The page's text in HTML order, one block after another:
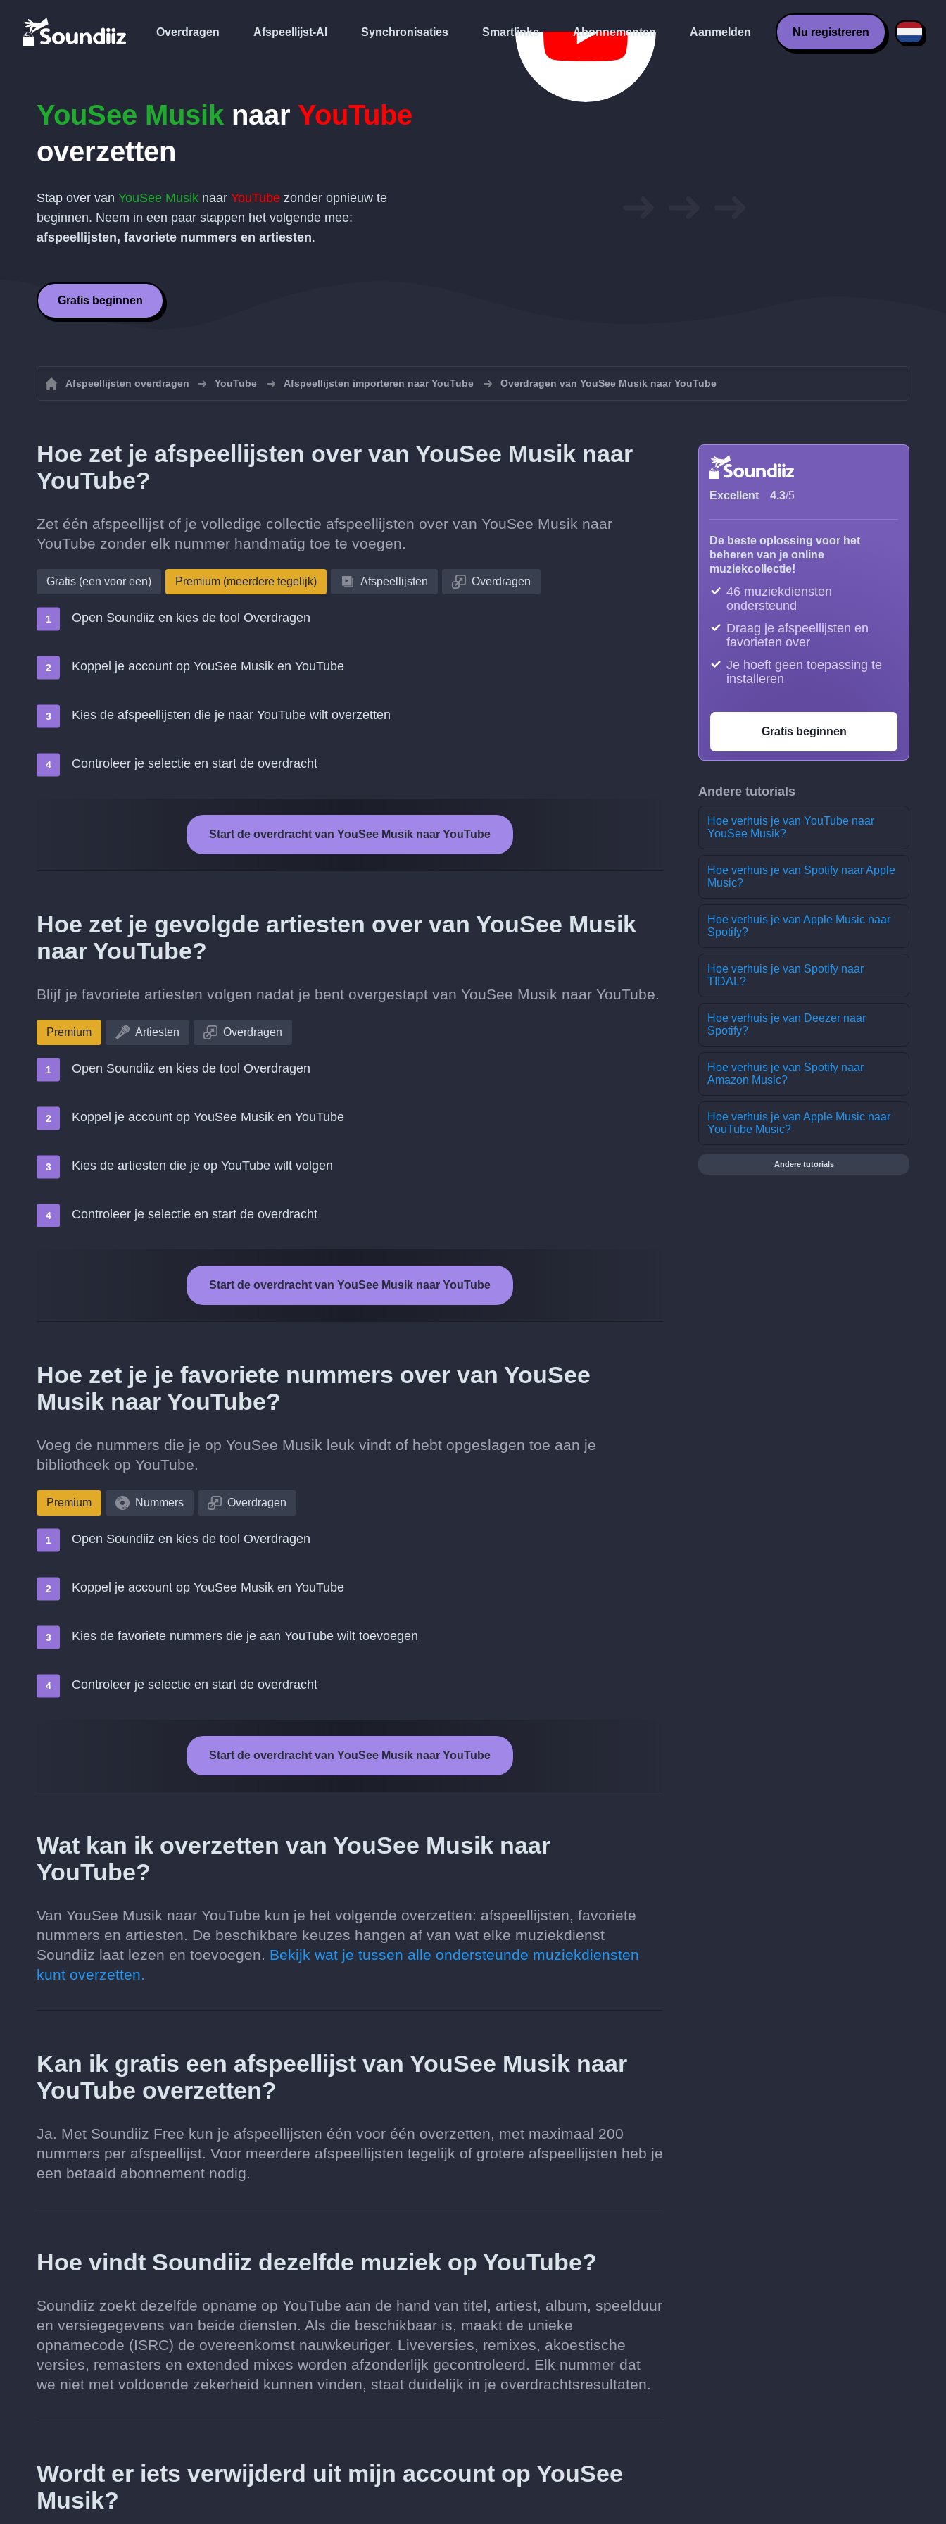
Overdragen Afspeellijst-AI Synchronisaties Smartlinks Abonnementen Aanmelden Nu registreren
YouSee Musik naar YouTube
overzetten
Stap over van YouSee Musik naar YouTube zonder opnieuw te
beginnen. Neem in een paar stappen het volgende mee:
afspeellijsten, favoriete nummers en artiesten.
Gratis beginnen
Afspeellijsten overdragen YouTube Afspeellijsten importeren naar YouTube Overdragen van YouSee Musik naar YouTube
Hoe zet je afspeellijsten over van YouSee Musik naar
YouTube?
Zet één afspeellijst of je volledige collectie afspeellijsten over van YouSee Musik naar
YouTube zonder elk nummer handmatig toe te voegen.
Gratis (een voor een) Premium (meerdere tegelijk) Afspeellijsten Overdragen
Open Soundiiz en kies de tool Overdragen
Koppel je account op YouSee Musik en YouTube
Kies de afspeellijsten die je naar YouTube wilt overzetten
Controleer je selectie en start de overdracht
Start de overdracht van YouSee Musik naar YouTube
Hoe zet je gevolgde artiesten over van YouSee Musik
naar YouTube?
Blijf je favoriete artiesten volgen nadat je bent overgestapt van YouSee Musik naar YouTube.
Premium Artiesten Overdragen
Open Soundiiz en kies de tool Overdragen
Koppel je account op YouSee Musik en YouTube
Kies de artiesten die je op YouTube wilt volgen
Controleer je selectie en start de overdracht
Start de overdracht van YouSee Musik naar YouTube
Hoe zet je je favoriete nummers over van YouSee
Musik naar YouTube?
Voeg de nummers die je op YouSee Musik leuk vindt of hebt opgeslagen toe aan je
bibliotheek op YouTube.
Premium Nummers Overdragen
Open Soundiiz en kies de tool Overdragen
Koppel je account op YouSee Musik en YouTube
Kies de favoriete nummers die je aan YouTube wilt toevoegen
Controleer je selectie en start de overdracht
Start de overdracht van YouSee Musik naar YouTube
Wat kan ik overzetten van YouSee Musik naar
YouTube?
Van YouSee Musik naar YouTube kun je het volgende overzetten: afspeellijsten, favoriete
nummers en artiesten. De beschikbare keuzes hangen af van wat elke muziekdienst
Soundiiz laat lezen en toevoegen. Bekijk wat je tussen alle ondersteunde muziekdiensten
kunt overzetten.
Kan ik gratis een afspeellijst van YouSee Musik naar
YouTube overzetten?
Ja. Met Soundiiz Free kun je afspeellijsten één voor één overzetten, met maximaal 200
nummers per afspeellijst. Voor meerdere afspeellijsten tegelijk of grotere afspeellijsten heb je
een betaald abonnement nodig.
Hoe vindt Soundiiz dezelfde muziek op YouTube?
Soundiiz zoekt dezelfde opname op YouTube aan de hand van titel, artiest, album, speelduur
en versiegegevens van beide diensten. Als die beschikbaar is, maakt de unieke
opnamecode (ISRC) de overeenkomst nauwkeuriger. Liveversies, remixes, akoestische
versies, remasters en extended mixes worden afzonderlijk gecontroleerd. Elk nummer dat
we niet met voldoende zekerheid kunnen vinden, staat duidelijk in je overdrachtsresultaten.
Wordt er iets verwijderd uit mijn account op YouSee
Musik?
Excellent 4.3/5
De beste oplossing voor het
beheren van je online
muziekcollectie!
46 muziekdiensten
ondersteund
Draag je afspeellijsten en
favorieten over
Je hoeft geen toepassing te
installeren
Gratis beginnen
Andere tutorials
Hoe verhuis je van YouTube naar
YouSee Musik?
Hoe verhuis je van Spotify naar Apple
Music?
Hoe verhuis je van Apple Music naar
Spotify?
Hoe verhuis je van Spotify naar
TIDAL?
Hoe verhuis je van Deezer naar
Spotify?
Hoe verhuis je van Spotify naar
Amazon Music?
Hoe verhuis je van Apple Music naar
YouTube Music?
Andere tutorials